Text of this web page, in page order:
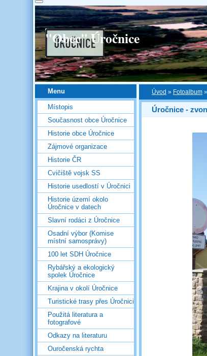
"Obec" Úročnice
Úvod » Fotoalbum »
Úročnice -
Menu
Místopis
Současnost obce Úročnice
Historie obce Úročnice
Zájmové organizace
Historie ČR
Cvičiště vojsk SS
Historie usedlostí v Úročnici
Historie území okolo
Úročnice v datech
Slavní rodáci z Úročnice
Osadní výbor (Komise
místní samosprávy)
100 let SDH Úročnice
Rybářský a ekologický
spolek Úročnice
Krajina v okolí Úročnice
Turistické trasy přes Úročnici
Použitá literatura a
fotografové
Odkazy na literaturu
Ouročenská rychta